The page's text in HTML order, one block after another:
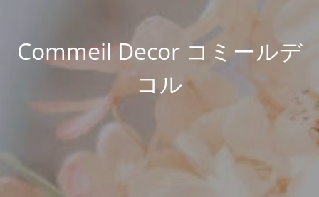
Commeil Decor コミールデ
コル